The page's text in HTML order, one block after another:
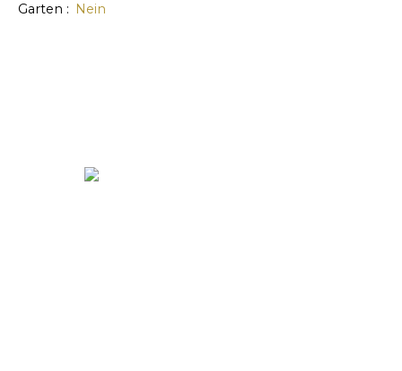
Garten : Nein